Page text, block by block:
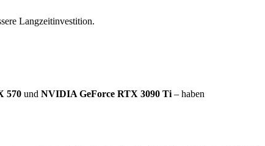
Langzeitinvestition.
570 und NVIDIA GeForce RTX 3090 Ti – haben